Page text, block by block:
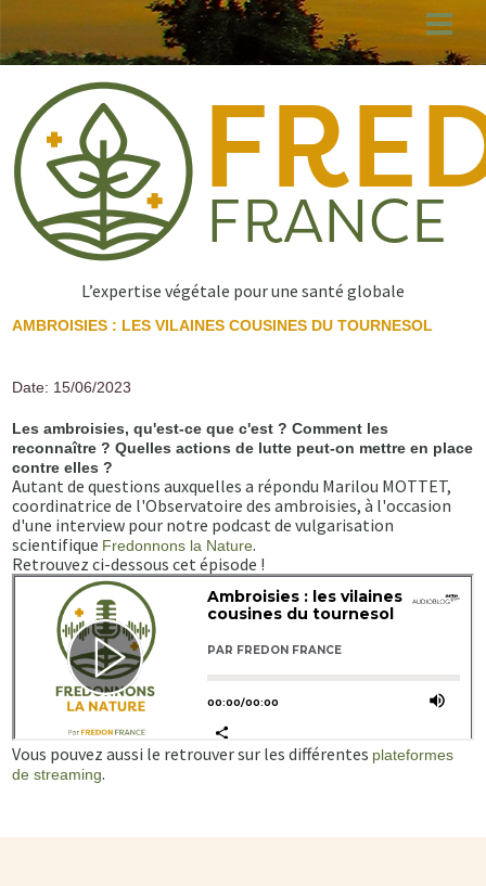
au
principal
L’expertise végétale pour une santé globale
AMBROISIES : LES VILAINES COUSINES DU TOURNESOL
Date: 15/06/2023
Les ambroisies, qu'est-ce que c'est ? Comment les
reconnaître ? Quelles actions de lutte peut-on mettre en place
contre elles ?
Autant de questions auxquelles a répondu Marilou MOTTET,
coordinatrice de l'Observatoire des ambroisies, à l'occasion
d'une interview pour notre podcast de vulgarisation
scientifique Fredonnons la Nature.
Retrouvez ci-dessous cet épisode !
Vous pouvez aussi le retrouver sur les différentes plateformes
de streaming.